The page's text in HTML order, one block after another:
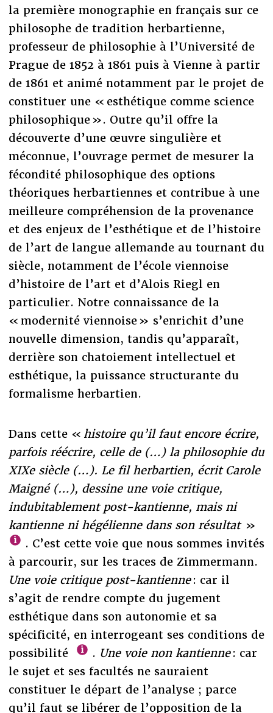
la première monographie en français sur ce
philosophe de tradition herbartienne,
professeur de philosophie à l’Université de
Prague de 1852 à 1861 puis à Vienne à partir
de 1861 et animé notamment par le projet de
constituer une « esthétique comme science
philosophique ». Outre qu’il offre la
découverte d’une œuvre singulière et
méconnue, l’ouvrage permet de mesurer la
fécondité philosophique des options
théoriques herbartiennes et contribue à une
meilleure compréhension de la provenance
et des enjeux de l’esthétique et de l’histoire
de l’art de langue allemande au tournant du
siècle, notamment de l’école viennoise
d’histoire de l’art et d’Alois Riegl en
particulier. Notre connaissance de la
« modernité viennoise » s’enrichit d’une
nouvelle dimension, tandis qu’apparaît,
derrière son chatoiement intellectuel et
esthétique, la puissance structurante du
formalisme herbartien.
Dans cette « histoire qu’il faut encore écrire,
parfois réécrire, celle de (…) la philosophie du
XIXe siècle (…). Le fil herbartien, écrit Carole
Maigné (…), dessine une voie critique,
indubitablement post-kantienne, mais ni
kantienne ni hégélienne dans son résultat »
. C’est cette voie que nous sommes invités
à parcourir, sur les traces de Zimmermann.
Une voie critique post-kantienne: car il
s’agit de rendre compte du jugement
esthétique dans son autonomie et sa
spécificité, en interrogeant ses conditions de
possibilité
. Une voie non kantienne: car
le sujet et ses facultés ne sauraient
constituer le départ de l’analyse ; parce
qu’il faut se libérer de l’opposition de la